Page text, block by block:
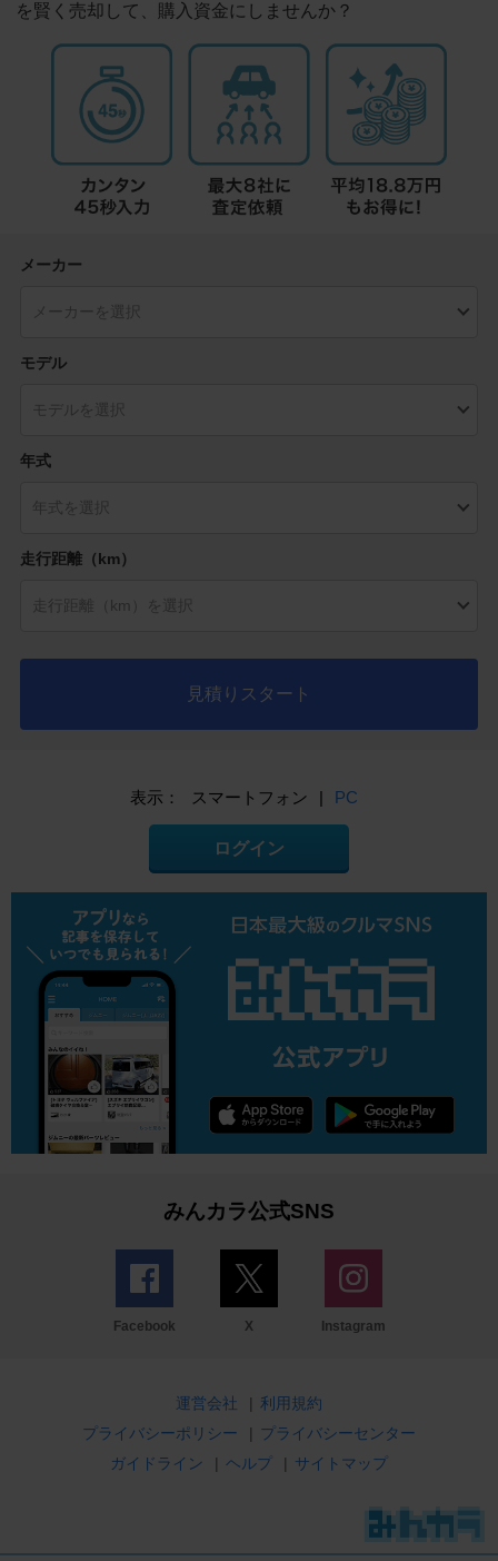
を賢く売却して、購入資金にしませんか？
メーカー
モデル
年式
走行距離（km）
見積りスタート
表示： スマートフォン | PC
ログイン
みんカラ公式SNS
Facebook X Instagram
運営会社 | 利用規約
プライバシーポリシー
| プライバシーセンター
ガイドライン
| ヘルプ | サイトマップ